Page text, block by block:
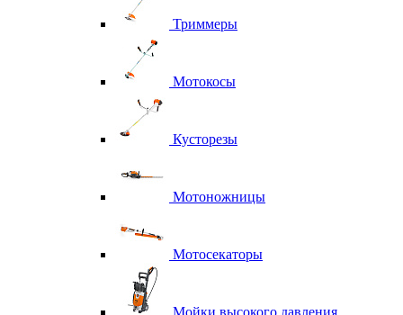
Триммеры
Мотокосы
Кусторезы
Мотоножницы
Мотосекаторы
Мойки высокого давления